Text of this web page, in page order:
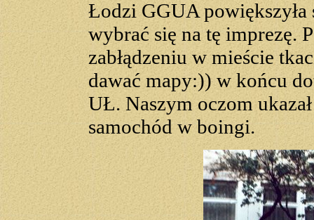
Łodzi GGUA powiększyła
wybrać się na tę imprezę.
zabłądzeniu w mieście
dawać mapy:)) w końcu
UŁ. Naszym oczom
samochód w boingi.